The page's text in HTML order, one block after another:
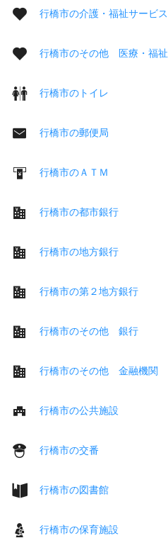
行橋市の介護・福祉サービス
行橋市のその他 医療・福祉
行橋市のトイレ
行橋市の郵便局
行橋市のＡＴＭ
行橋市の都市銀行
行橋市の地方銀行
行橋市の第２地方銀行
行橋市のその他 銀行
行橋市のその他 金融機関
行橋市の公共施設
行橋市の交番
行橋市の図書館
行橋市の保育施設